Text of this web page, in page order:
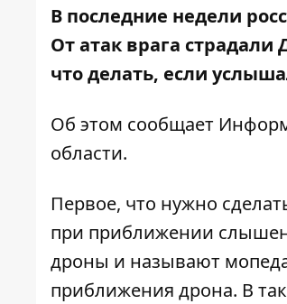
В последние недели
От атак врага
что делать, если
Об этом сообщает
области.
Первое, что нужно
при приближении
дроны и называют
приближения дрона. В